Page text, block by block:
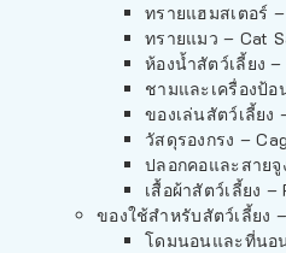
ทรายแฮมสเตอร์
ทรายแมว – Cat
ห้องน้ำสัตว์เลี้ยง
ชามและเครื่องป้อ
ของเล่นสัตว์เลี้ยง
วัสดุรองกรง –
ปลอกคอและสาย
เสื้อผ้าสัตว์เลี้ยง
ของใช้สำหรับสัตว์เลี้ยง
โดมนอนและที่นอ